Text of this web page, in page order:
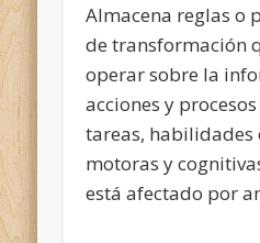
Almacena reglas o
de transformación
operar sobre la
acciones y
tareas, habilidades
motoras y
está afectado por